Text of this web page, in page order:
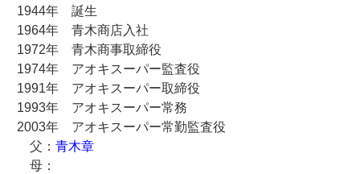
1944年 誕生
1964年 青木商店入社
1972年 青木商事取締役
1974年 アオキスーパー監査役
1991年 アオキスーパー取締役
1993年 アオキスーパー常務
2003年 アオキスーパー常勤監査役
父： 青木章
母：